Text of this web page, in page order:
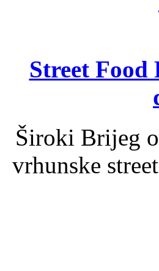
Street
Široki Brijeg
vrhunske